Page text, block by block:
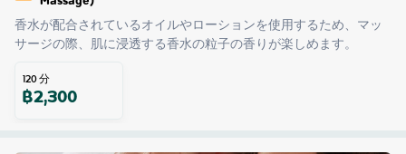
香水が配合されているオイルやローションを使用するため、マッ
サージの際、肌に浸透する香水の粒子の香りが楽しめます。
120分
฿2,300